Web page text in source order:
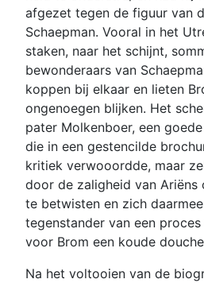
afgezet tegen de figuur van
Schaepman. Vooral in het
staken, naar het schijnt,
bewonderaars van
koppen bij elkaar en lieten
ongenoegen blijken. Het
pater Molkenboer, een
die in een gestencilde
kritiek verwooordde, maar
door de zaligheid van Ariëns
te betwisten en zich
tegenstander van een
voor Brom een koude
Na het voltooien van de